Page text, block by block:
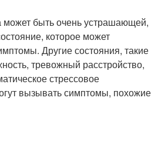
может быть очень устрашающей,
которое может
Другие состояния, такие
тревожный расстройство,
стрессовое
вызывать симптомы, похожие